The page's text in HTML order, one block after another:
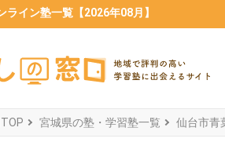
ライン塾一覧【2026年08月】
宮城県の塾・学習塾一覧 仙台市青